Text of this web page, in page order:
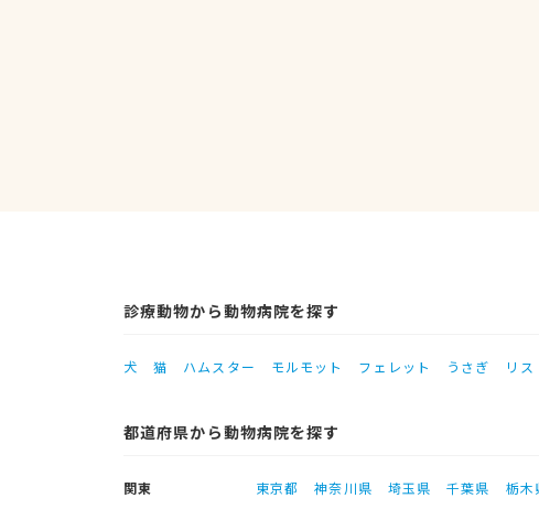
診療動物から動物病院を探す
犬 猫 ハムスター モルモット フェレット うさぎ リス
都道府県から動物病院を探す
関東 東京都 神奈川県 埼玉県 千葉県 栃木